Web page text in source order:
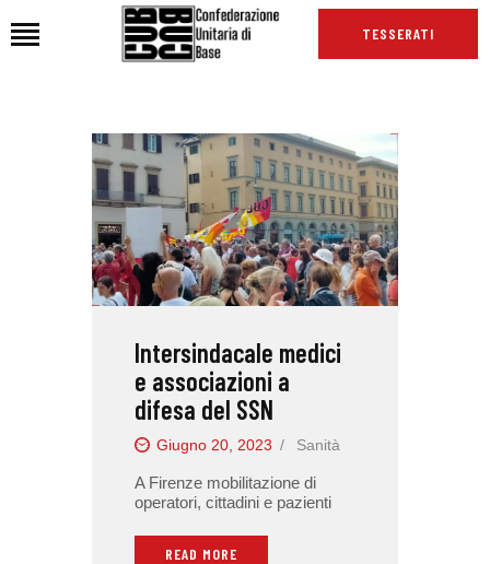
TESSERATI
HOME
CHI SIAMO
SEDI
NEWS
PODCAST CUB
INTERNAZIONALE
RASSEGNA STAMPA
Intersindacale medici
e associazioni a
difesa del SSN
Giugno 20, 2023 Sanità
A Firenze mobilitazione di
operatori, cittadini e pazienti
READ MORE